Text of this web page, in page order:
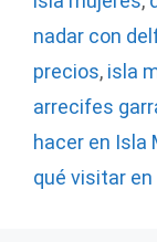
nadar con
precios, isla
arrecifes
hacer en Isla
qué visitar